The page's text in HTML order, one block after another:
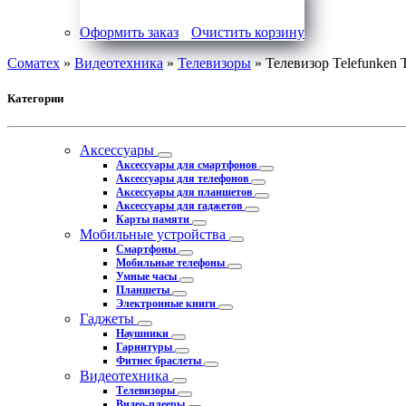
Оформить заказ
Очистить корзину
Соматех » Видеотехника»Телевизоры» Телевизор Telefunken
Категории
Аксессуары
Аксессуары для смартфонов
Аксессуары для телефонов
Аксессуары для планшетов
Аксессуары для гаджетов
Карты памяти
Мобильные устройства
Смартфоны
Мобильные телефоны
Умные часы
Планшеты
Электронные книги
Гаджеты
Наушники
Гарнитуры
Фитнес браслеты
Видеотехника
Телевизоры